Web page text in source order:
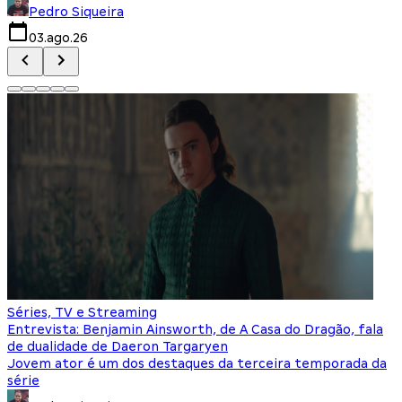
Pedro Siqueira
03.ago.26
Séries, TV e Streaming
Entrevista: Benjamin Ainsworth, de A Casa do Dragão, fala
de dualidade de Daeron Targaryen
Jovem ator é um dos destaques da terceira temporada da
série